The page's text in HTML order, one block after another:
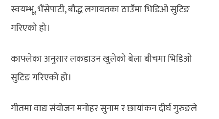
स्वयम्भू, भैंसेपाटी, बौद्ध लगायतका ठाउँमा भिडिओ सुटिङ
गरिएको हो।
काफ्लेका अनुसार लकडाउन खुलेको बेला बीचमा भिडिओ
सुटिङ गरिएको हो।
गीतमा वाद्य संयोजन मनोहर सुनाम र छायांकन दीर्घ गुरुङले